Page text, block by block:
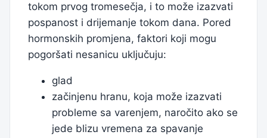
tokom prvog tromesečja, i to može izazvati
pospanost i drijemanje tokom dana. Pored
hormonskih promjena, faktori koji mogu
pogoršati nesanicu uključuju:
glad
začinjenu hranu, koja može izazvati
probleme sa varenjem, naročito ako se
jede blizu vremena za spavanje